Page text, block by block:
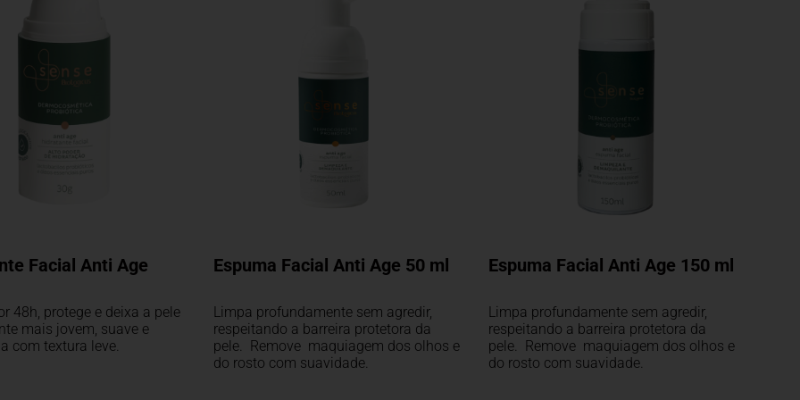
Facial Anti Age
48h, protege e deixa a pele
mais jovem, suave e
com textura leve.
Espuma Facial Anti Age 50 ml
Limpa profundamente sem agredir,
respeitando a barreira protetora da
pele. Remove maquiagem dos olhos e
do rosto com suavidade.
Espuma Facial Anti Age 150 ml
Limpa profundamente sem agredir,
respeitando a barreira protetora da
pele. Remove maquiagem dos olhos e
do rosto com suavidade.